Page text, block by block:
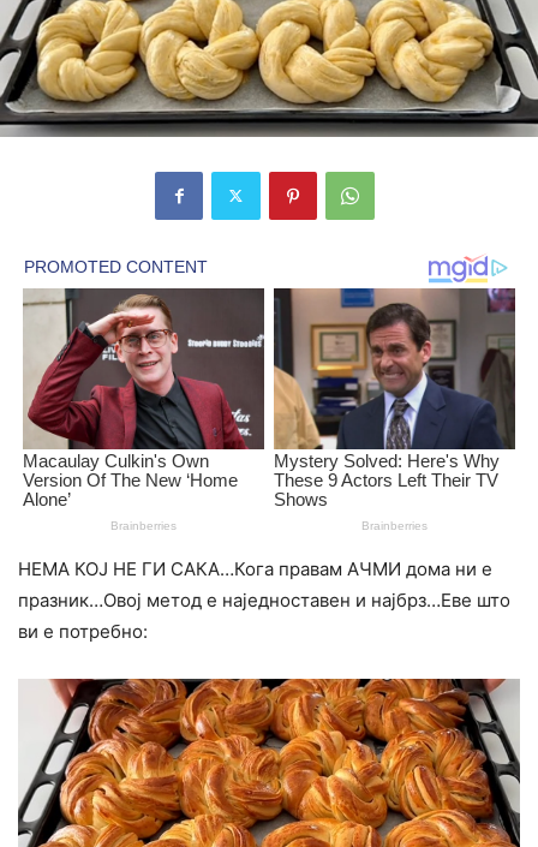
HЕМА КОЈ НЕ ГИ CAКА…Кога правам АЧМИ дома ни е
празник…Овој метод е наједноставен и најбрз…Еве што
ви е потребно: